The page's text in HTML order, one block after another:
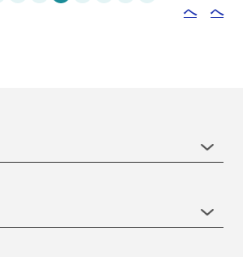
へ
へ